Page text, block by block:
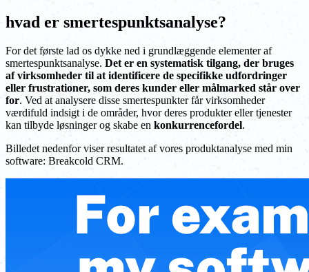
hvad er smertespunktsanalyse?
For det første lad os dykke ned i grundlæggende elementer af
smertespunktsanalyse. Det er en systematisk tilgang, der bruges
af virksomheder til at identificere de specifikke udfordringer
eller frustrationer, som deres kunder eller målmarked står over
for. Ved at analysere disse smertespunkter får virksomheder
værdifuld indsigt i de områder, hvor deres produkter eller tjenester
kan tilbyde løsninger og skabe en konkurrencefordel.
Billedet nedenfor viser resultatet af vores produktanalyse med min
software: Breakcold CRM.